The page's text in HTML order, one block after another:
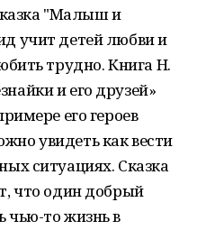
"Малыш и
учит детей любви и
трудно. Книга Н.
и его друзей»
его героев
увидеть как вести
ситуациях. Сказка
что один добрый
чью-то жизнь в